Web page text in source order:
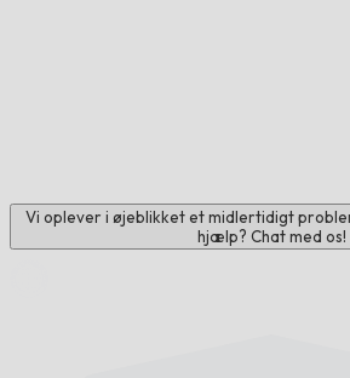
Vi oplever i øjeblikket et midlertidigt
hjælp? Chat med os!